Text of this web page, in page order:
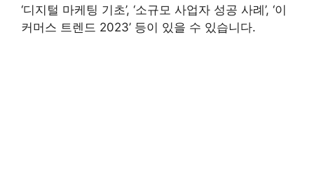
‘디지털 마케팅 기초’, ‘소규모 사업자 성공 사례’, ‘이
커머스 트렌드 2023’ 등이 있을 수 있습니다.